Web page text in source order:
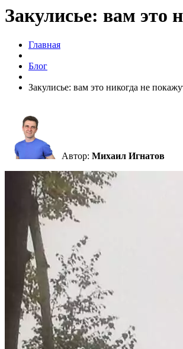
Закулисье: вам это
Главная
Блог
Закулисье: вам это никогда не
Автор: Михаил Игнатов